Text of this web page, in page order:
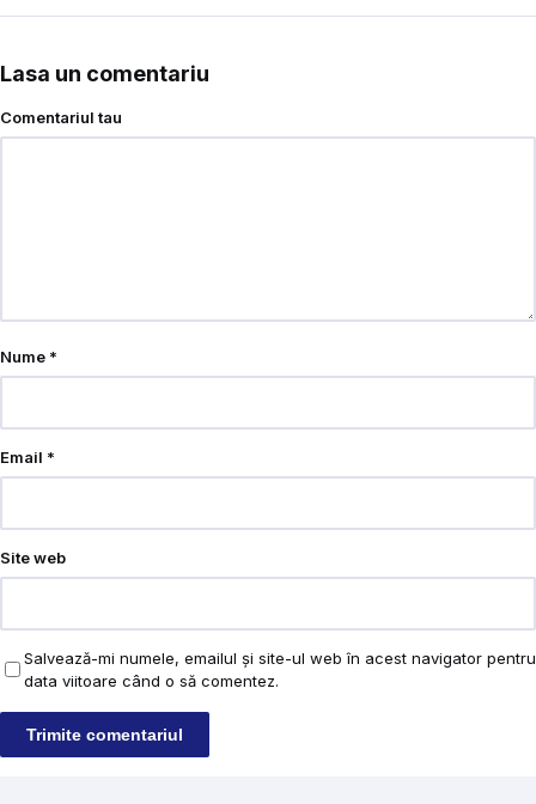
Lasa un comentariu
Comentariul tau
Nume *
Email *
Site web
Salvează-mi numele, emailul și site-ul web în acest navigator pentru
data viitoare când o să comentez.